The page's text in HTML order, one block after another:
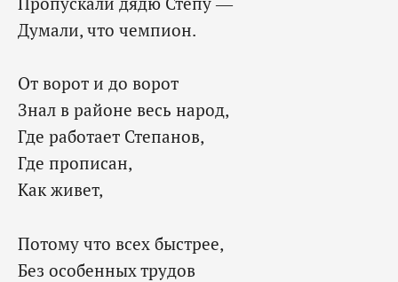
Думали, что чемпион.
От ворот и до ворот
Знал в районе весь народ,
Где работает Степанов,
Где прописан,
Как живет,
Потому что всех быстрее,
Без особенных трудов